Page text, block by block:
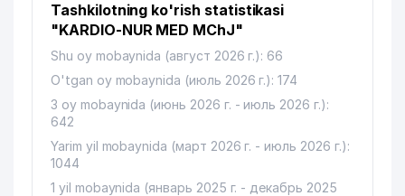
Tashkilotning ko'rish statistikasi
"KARDIO-NUR MED MChJ"
Shu oy mobaynida (август 2026 г.): 66
O'tgan oy mobaynida (июль 2026 г.): 174
3 oy mobaynida (июнь 2026 г. - июль 2026 г.):
642
Yarim yil mobaynida (март 2026 г. - июль 2026 г.):
1044
1 yil mobaynida (январь 2025 г. - декабрь 2025